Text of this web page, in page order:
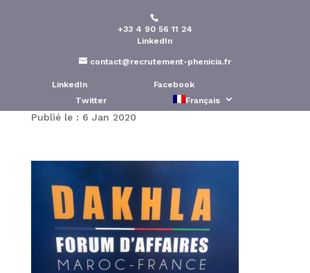
+33 4 90 56 11 24
LinkedIn
contact@recrutement-phenicia.fr
LinkedIn
Facebook
Twitter
Français
Participation de Phénicia
conseil au Forum
économique de DAKHLA
Publié le : 6 Jan 2020